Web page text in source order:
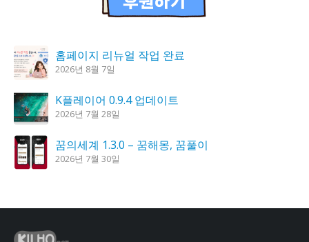
홈페이지 리뉴얼 작업 완료
2026년 8월 7일
K플레이어 0.9.4 업데이트
2026년 7월 28일
꿈의세계 1.3.0 – 꿈해몽, 꿈풀이
2026년 7월 30일
도깨비 촛불 1.6.0 업데이트